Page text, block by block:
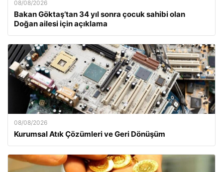
08/08/2026
Bakan Göktaş’tan 34 yıl sonra çocuk sahibi olan
Doğan ailesi için açıklama
08/08/2026
Kurumsal Atık Çözümleri ve Geri Dönüşüm